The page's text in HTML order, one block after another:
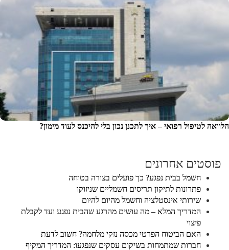
הלוואה לטיפול רפואי – איך לתכנן נכון בלי להיכנס לעוד מימון?
פוסטים אחרונים
חשמל בבית נפגע? כך פועלים בצורה בטוחה
פתרונות לתיקון תריסים חשמליים שניזוקו
שירותי אינסטלציה וחשמל מהיום להיום
המדריך המלא – מה עושים מהרגע שהבית נפגע ועד לקבלת
פיצוי
האם הביטוח הפרטי מכסה נזקי מלחמה? חשוב לדעת
חברות שמתמחות בשיקום עסקים שנפגעו: המדריך המקיף